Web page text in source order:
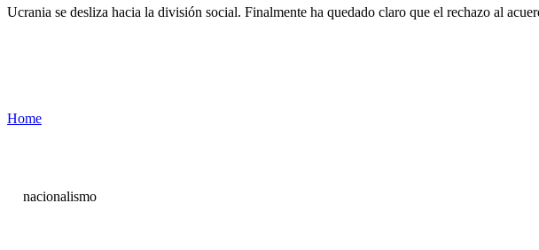
Ucrania se desliza hacia la división social. Finalmente ha quedado claro que el rechazo al
Home
nacionalismo